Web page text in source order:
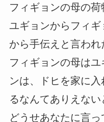
フィギョンの母の荷
ユギョンからフィ
から手伝えと言われ
フィギョンの母は
ンは、ドヒを家に
るなんてありえない
どうせあなたに言